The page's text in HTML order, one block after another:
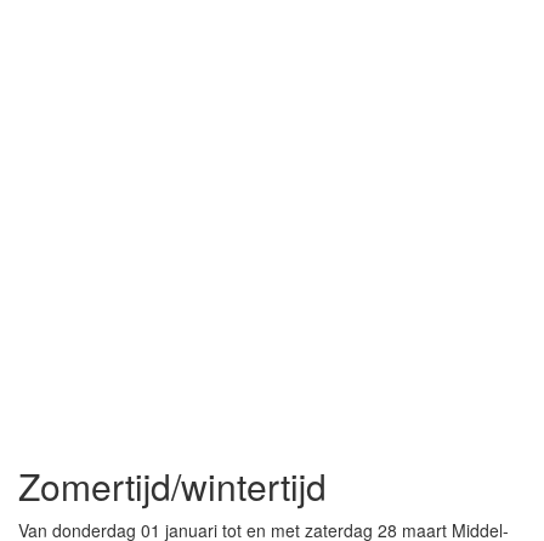
Zomertijd/wintertijd
Van donderdag 01 januari tot en met zaterdag 28 maart Middel-